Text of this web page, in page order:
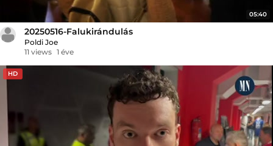
05:40
20250516-Falukirándulás
Poldi Joe
11 views 1 éve
HD